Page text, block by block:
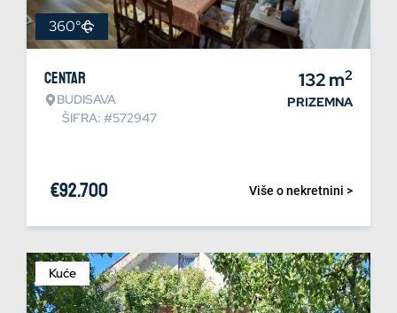
360°
Centar
BUDISAVA
ŠIFRA: #572947
132m2
PRIZEMNA
Više o nekretnini >
€92.700
Kuće